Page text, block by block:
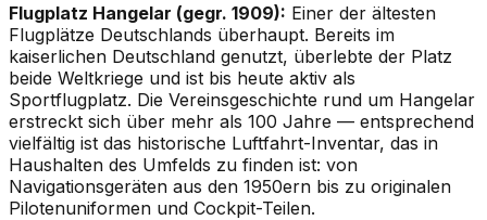
Flugplatz Hangelar (gegr. 1909): Einer der ältesten
Flugplätze Deutschlands überhaupt. Bereits im
kaiserlichen Deutschland genutzt, überlebte der Platz
beide Weltkriege und ist bis heute aktiv als
Sportflugplatz. Die Vereinsgeschichte rund um Hangelar
erstreckt sich über mehr als 100 Jahre — entsprechend
vielfältig ist das historische Luftfahrt-Inventar, das in
Haushalten des Umfelds zu finden ist: von
Navigationsgeräten aus den 1950ern bis zu originalen
Pilotenuniformen und Cockpit-Teilen.